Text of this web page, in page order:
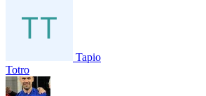
Tapio
Totro